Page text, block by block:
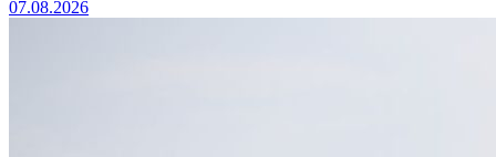
07.08.2026